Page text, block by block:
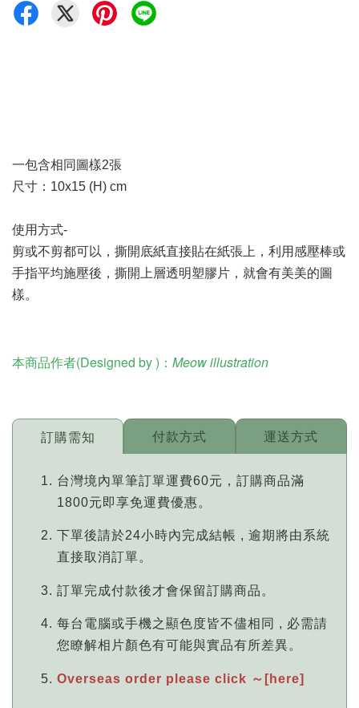
一包含相同圖樣2張
尺寸：10x15 (H) cm
使用方式-
剪或不剪都可以，撕開底紙直接貼在紙張上，利用感壓棒或
手指平均施壓後，撕開上層透明塑膠片，就會有美美的圖
樣。
本商品作者(Designed by )： Meow illustration
訂購需知
台灣境內單筆訂單運費60元，訂購商品滿
1800元即享免運費優惠。
下單後請於24小時內完成結帳 , 逾期將由系統
直接取消訂單。
訂單完成付款後才會保留訂購商品。
每台電腦或手機之顯色度皆不儘相同 , 必需請
您瞭解相片顏色有可能與實品有所差異。
Overseas order please click ～[here]
付款方式 運送方式